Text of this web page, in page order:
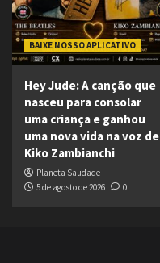
BAIXE NOSSO APLICATIVO
Hey Jude: A canção que
nasceu para consolar
uma criança e ganhou
uma nova vida na voz de
Kiko Zambianchi
Planeta Saudade
5 de agosto de 2026
0